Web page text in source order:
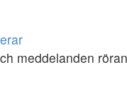
meddelanden